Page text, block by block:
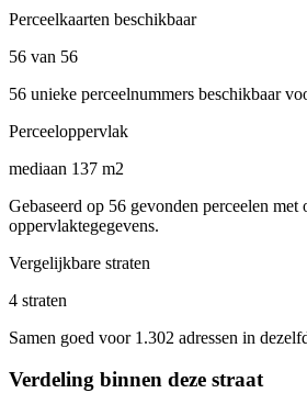
Perceelkaarten beschikbaar
56 van 56
56 unieke perceelnummers beschikbaar
Perceeloppervlak
mediaan 137 m2
Gebaseerd op 56 gevonden perceelen met
oppervlaktegegevens.
Vergelijkbare straten
4 straten
Samen goed voor 1.302 adressen in
Verdeling binnen deze straat